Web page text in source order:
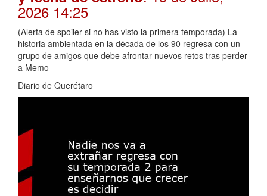
2026 14:25
(Alerta de spoiler si no has visto la primera temporada) La
historia ambientada en la década de los 90 regresa con un
grupo de amigos que debe afrontar nuevos retos tras perder
a Memo
Diario de Querétaro